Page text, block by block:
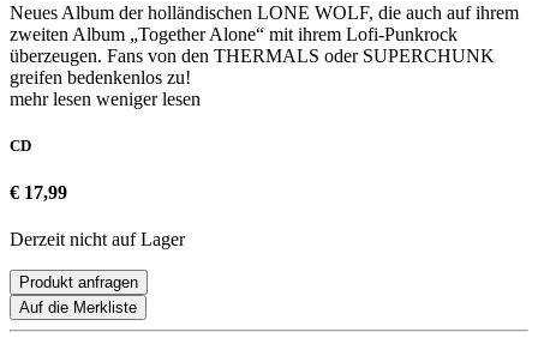
Neues Album der holländischen LONE WOLF, die auch auf ihrem
zweiten Album „Together Alone“ mit ihrem Lofi-Punkrock
überzeugen. Fans von den THERMALS oder SUPERCHUNK
greifen bedenkenlos zu!
mehr lesen weniger lesen
CD
€ 17,99
Derzeit nicht auf Lager
Produkt anfragen
Auf die Merkliste